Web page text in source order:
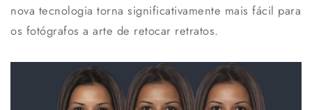
nova tecnologia torna significativamente mais fácil para
os fotógrafos a arte de retocar retratos.